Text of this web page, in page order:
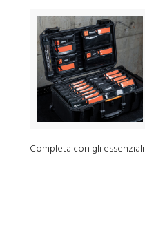
Completa con gli essenziali